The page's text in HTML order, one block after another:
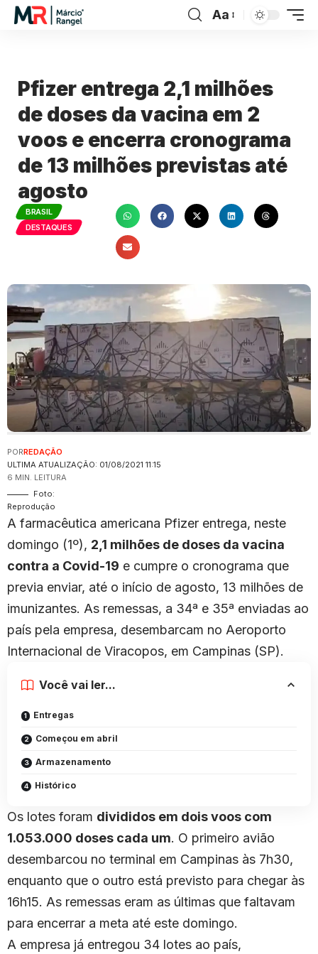
Aa
Pfizer entrega 2,1 milhões
de doses da vacina em 2
voos e encerra cronograma
de 13 milhões previstas até
agosto
BRASIL
DESTAQUES
ULTIMA ATUALIZAÇÃO: 01/08/2021 11:15
PORREDAÇÃO
6 MIN. LEITURA
Foto:
Reprodução
A farmacêutica americana Pfizer entrega, neste
domingo (1º), 2,1 milhões de doses da vacina
contra a Covid-19 e cumpre o cronograma que
previa enviar, até o início de agosto, 13 milhões de
imunizantes. As remessas, a 34ª e 35ª enviadas ao
país pela empresa, desembarcam no Aeroporto
Internacional de Viracopos, em Campinas (SP).
Você vai ler...
Entregas
Começou em abril
Armazenamento
Histórico
Os lotes foram divididos em dois voos com
1.053.000 doses cada um. O primeiro avião
desembarcou no terminal em Campinas às 7h30,
enquanto que o outro está previsto para chegar às
16h15. As remessas eram as últimas que faltavam
para encerrar a meta até este domingo.
A empresa já entregou 34 lotes ao país,